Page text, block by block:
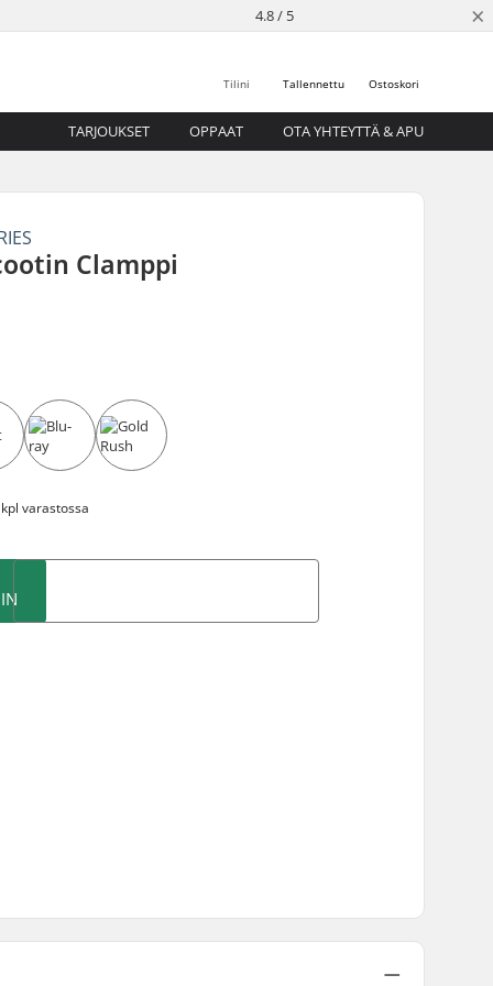
4.8 / 5 ×
Ostoskori
Tallennettu
Tilini
TARJOUKSET OPPAAT OTA YHTEYTTÄ & APU
Clamppi
varastossa